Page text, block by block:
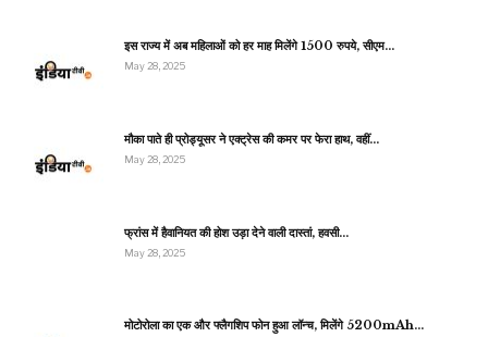
इस राज्य में अब महिलाओं को हर माह मिलेंगे 1500 रुपये, सीएम…
May 28, 2025
मौका पाते ही प्रोड्यूसर ने एक्ट्रेस की कमर पर फेरा हाथ, वहीं…
May 28, 2025
फ्रांस में हैवानियत की होश उड़ा देने वाली दास्तां, हवसी…
May 28, 2025
मोटोरोला का एक और फ्लैगशिप फोन हुआ लॉन्च, मिलेंगे 5200mAh…